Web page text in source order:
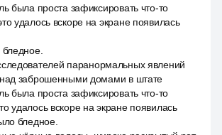
была проста зафиксировать что-то
удалось вскоре на экране появилась
паранормальных явлений
над заброшенными домами в штате
была проста зафиксировать что-то
удалось вскоре на экране появилась
бледное.